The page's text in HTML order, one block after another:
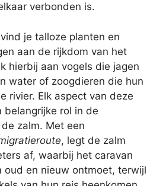
verbonden is.
je talloze planten en
aan de rijkdom van het
hierbij aan vogels die jagen
water of zoogdieren die hun
rivier. Elk aspect van deze
belangrijke rol in de
zalm. Met een
, legt de zalm
af, waarbij het caravan
oud en nieuw ontmoet, terwijl